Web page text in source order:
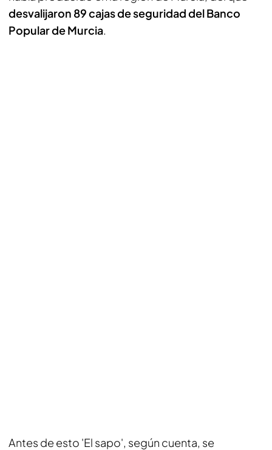
desvalijaron 89 cajas de seguridad del Banco
Popular de Murcia.
Antes de esto 'El sapo', según cuenta, se